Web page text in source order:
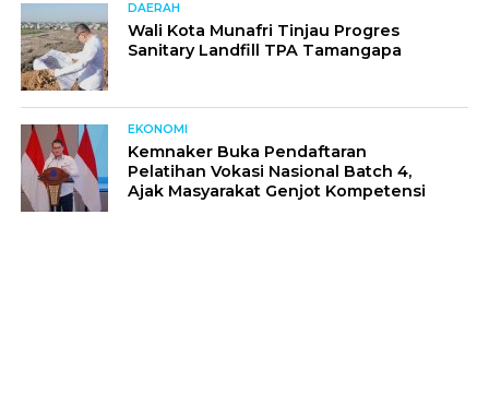
DAERAH
Wali Kota Munafri Tinjau Progres
Sanitary Landfill TPA Tamangapa
EKONOMI
Kemnaker Buka Pendaftaran
Pelatihan Vokasi Nasional Batch 4,
Ajak Masyarakat Genjot Kompetensi